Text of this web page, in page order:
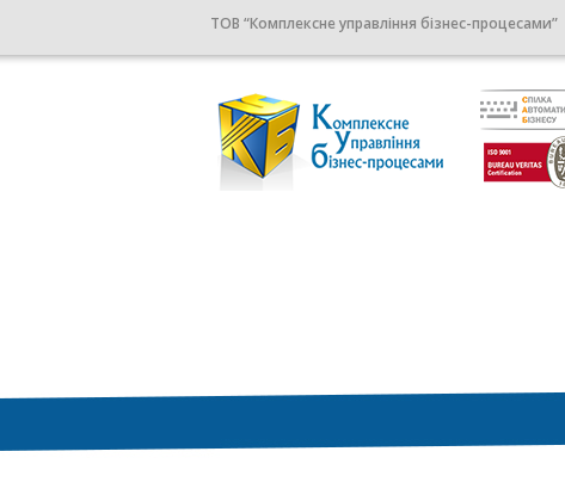
ТОВ “Комплексне управління бізнес-процесами”